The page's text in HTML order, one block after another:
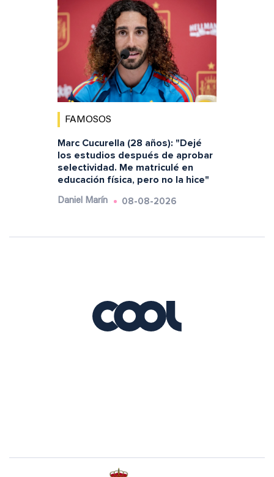
FAMOSOS
Marc Cucurella (28 años): "Dejé
los estudios después de aprobar
selectividad. Me matriculé en
educación física, pero no la hice"
Daniel Marín 08-08-2026